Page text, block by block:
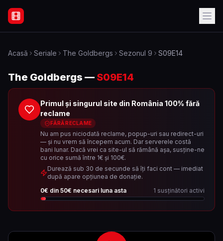
Filme Online Subtitrate - Acasă
Acasă Seriale The Goldbergs Sezonul 9 S09E14
The Goldbergs — S09E14
Primul și singurul site din România 100% fără
reclame
FĂRĂ RECLAME
Nu am pus niciodată reclame, popup-uri sau redirect-uri
— și nu vrem să începem acum. Dar serverele costă
bani lunar. Dacă vrei ca site-ul să rămână așa, susține-ne
cu orice sumă între 1€ și 100€.
Durează sub 30 de secunde să îți faci cont — imediat
după apare opțiunea de donație.
0€ din 50€ necesari luna asta 1 susținători activi